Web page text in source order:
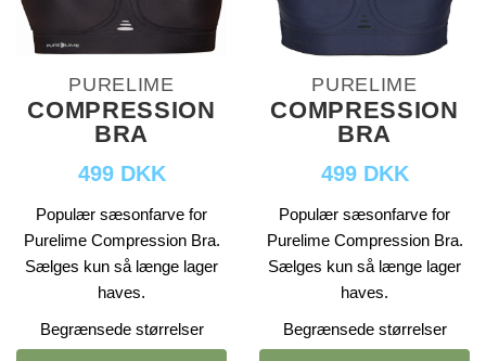
PURELIME
COMPRESSION
BRA
499 DKK
Populær sæsonfarve for
Purelime Compression Bra.
Sælges kun så længe lager
haves.
Begrænsede størrelser
PURELIME
COMPRESSION
BRA
499 DKK
Populær sæsonfarve for
Purelime Compression Bra.
Sælges kun så længe lager
haves.
Begrænsede størrelser